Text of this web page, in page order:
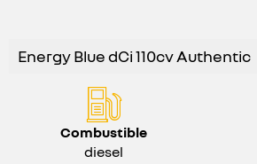
Energy Blue dCi 110cv Authentic
Combustible
diesel